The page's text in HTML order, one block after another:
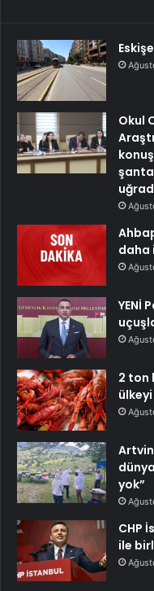
Okul
daha
YENİ
2 ton
yok”
CHP
ile